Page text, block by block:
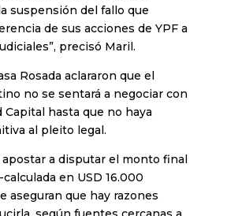
suspensión del fallo que
de sus acciones de YPF a
precisó Maril.
Rosada aclararon que el
no se sentará a negociar con
hasta que no haya
al pleito legal.
apostar a disputar el monto final
en USD 16.000
aseguran que hay razones